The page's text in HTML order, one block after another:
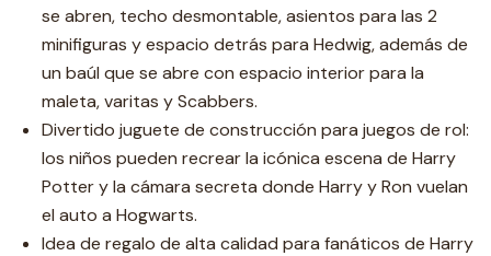
se abren, techo desmontable, asientos para las 2
minifiguras y espacio detrás para Hedwig, además de
un baúl que se abre con espacio interior para la
maleta, varitas y Scabbers.
Divertido juguete de construcción para juegos de rol:
los niños pueden recrear la icónica escena de Harry
Potter y la cámara secreta donde Harry y Ron vuelan
el auto a Hogwarts.
Idea de regalo de alta calidad para fanáticos de Harry